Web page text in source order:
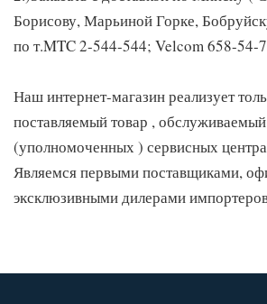
Борисову, Марьиной Горке,
по т.MTC 2-544-544; Velcom 658-54-
Наш интернет-магазин реализует
поставляемый товар ,
(уполномоченных ) сервисных
Являемся первыми поставщиками,
эксклюзивными дилерами